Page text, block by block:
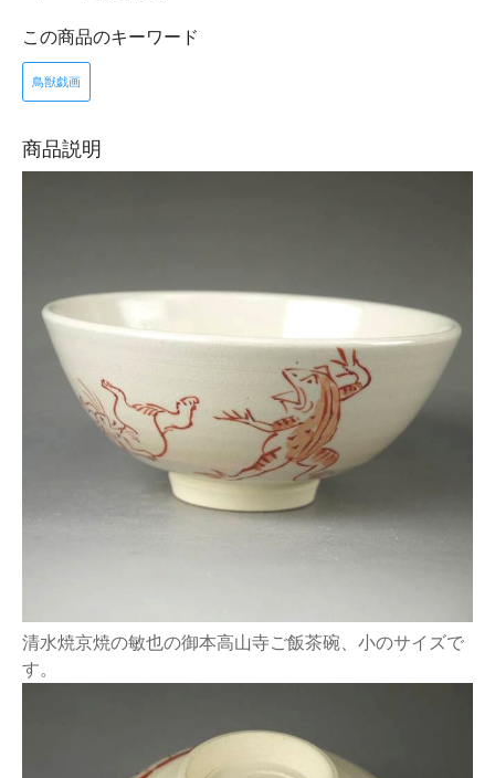
この商品のキーワード
鳥獣戯画
商品説明
清水焼京焼の敏也の御本高山寺ご飯茶碗、小のサイズで
す。